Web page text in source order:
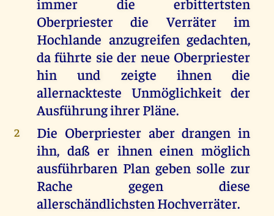
Oberpriester die Verräter im
Hochlande anzugreifen gedachten,
da führte sie der neue Oberpriester
hin und zeigte ihnen die
allernackteste Unmöglichkeit der
Ausführung ihrer Pläne.
2
Die Oberpriester aber drangen in
ihn, daß er ihnen einen möglich
ausführbaren Plan geben solle zur
Rache gegen diese
allerschändlichsten Hochverräter.